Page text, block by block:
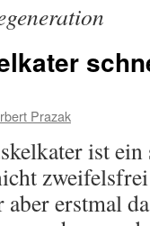
Prazak
ist ein
erstmal